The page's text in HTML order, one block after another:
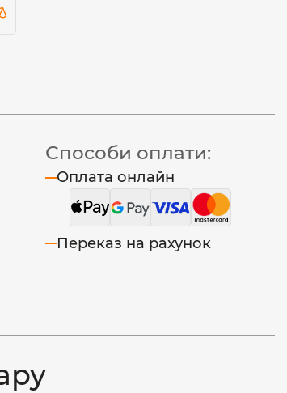
Способи оплати:
Оплата онлайн
Переказ на рахунок